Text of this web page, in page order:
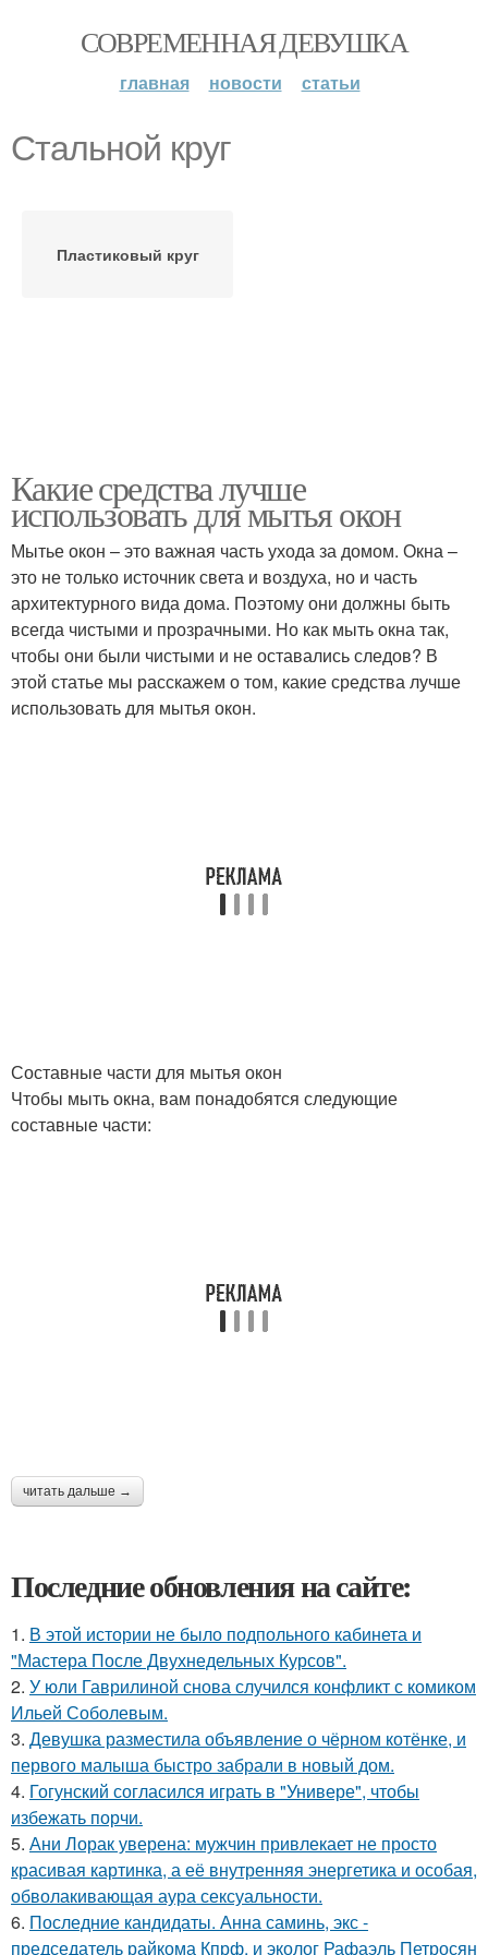
СОВРЕМЕННАЯ ДЕВУШКА
главная новости статьи
Стальной круг
Пластиковый круг
Какие средства лучше
использовать для мытья окон
Мытье окон – это важная часть ухода за домом. Окна –
это не только источник света и воздуха, но и часть
архитектурного вида дома. Поэтому они должны быть
всегда чистыми и прозрачными. Но как мыть окна так,
чтобы они были чистыми и не оставались следов? В
этой статье мы расскажем о том, какие средства лучше
использовать для мытья окон.
Составные части для мытья окон
Чтобы мыть окна, вам понадобятся следующие
составные части:
читать дальше →
Последние обновления на сайте:
1. В этой истории не было подпольного кабинета и
"Мастера После Двухнедельных Курсов".
2. У юли Гаврилиной снова случился конфликт с комиком
Ильей Соболевым.
3. Девушка разместила объявление о чёрном котёнке, и
первого малыша быстро забрали в новый дом.
4. Гогунский согласился играть в "Универе", чтобы
избежать порчи.
5. Ани Лорак уверена: мужчин привлекает не просто
красивая картинка, а её внутренняя энергетика и особая,
обволакивающая аура сексуальности.
6. Последние кандидаты. Анна саминь, экс -
председатель райкома Кпрф, и эколог Рафаэль Петросян